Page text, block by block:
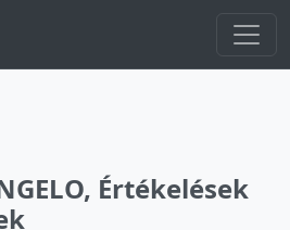
Értékelések